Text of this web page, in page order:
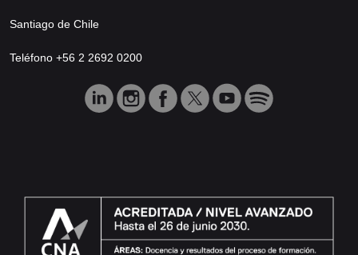
Santiago de Chile
Teléfono +56 2 2692 0200